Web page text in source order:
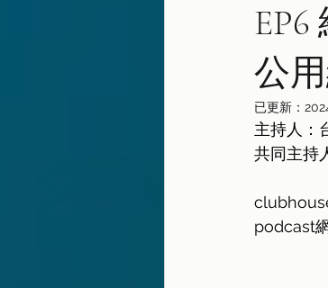
公
已更新：
主持人：
共同主持
podcast